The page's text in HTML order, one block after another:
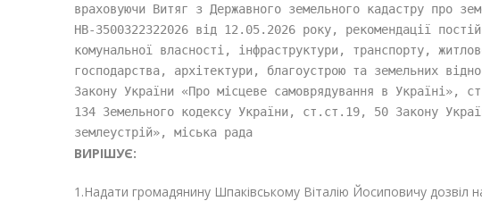
враховуючи Витяг з Державного земельного кадастру про
НВ-3500322322026 від 12.05.2026 року, рекомендації
комунальної власності, інфраструктури, транспорту,
господарства, архітектури, благоустрою та земельних
Закону України «Про місцеве самоврядування в
134 Земельного кодексу України, ст.ст.19, 50 Закону
землеустрій», міська рада
ВИРІШУЄ:
1.Надати громадянину Шпаківському Віталію Йосиповичу дозвіл